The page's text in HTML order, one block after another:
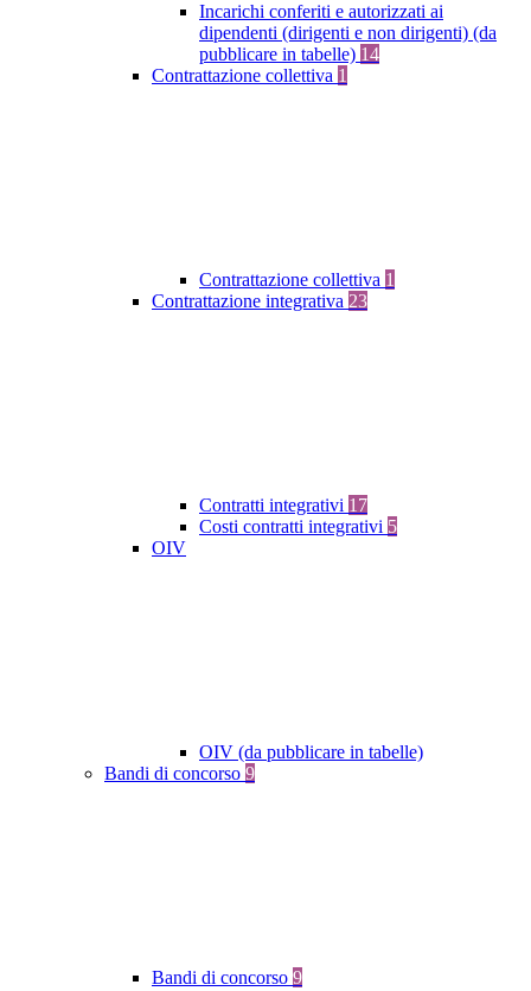
Incarichi conferiti e autorizzati ai
dipendenti (dirigenti e non dirigenti) (da
pubblicare in tabelle) 14
Contrattazione collettiva 1
Contrattazione collettiva 1
Contrattazione integrativa 23
Contratti integrativi 17
Costi contratti integrativi 5
OIV
OIV (da pubblicare in tabelle)
Bandi di concorso 9
Bandi di concorso 9